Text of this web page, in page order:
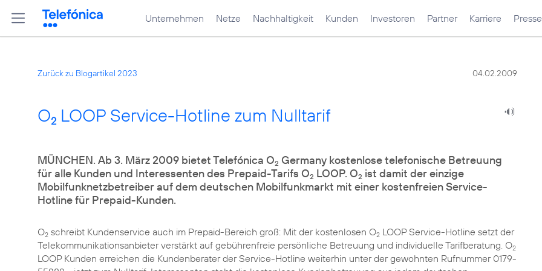
Unternehmen Netze Nachhaltigkeit Kunden Investoren Partner Karriere Presse
Zurück zu Blogartikel 2023 04.02.2009
O2 LOOP Service-Hotline zum Nulltarif
MÜNCHEN. Ab 3. März 2009 bietet Telefónica O2 Germany kostenlose telefonische Betreuung
für alle Kunden und Interessenten des Prepaid-Tarifs O2 LOOP. O2 ist damit der einzige
Mobilfunknetzbetreiber auf dem deutschen Mobilfunkmarkt mit einer kostenfreien Service-
Hotline für Prepaid-Kunden.
O2 schreibt Kundenservice auch im Prepaid-Bereich groß: Mit der kostenlosen O2 LOOP Service-Hotline setzt der
Telekommunikationsanbieter verstärkt auf gebührenfreie persönliche Betreuung und individuelle Tarifberatung. O2
LOOP Kunden erreichen die Kundenberater der Service-Hotline weiterhin unter der gewohnten Rufnummer 0179-